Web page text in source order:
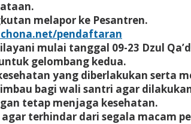
melapor ke Pesantren.
pendaftaran
mulai tanggal 09-23 Dzul
gelombang kedua.
yang diberlakukan serta
bagi wali santri agar
tetap menjaga kesehatan.
agar terhindar dari segala macam